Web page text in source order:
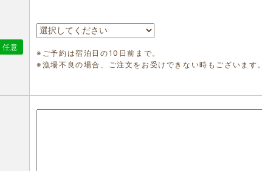
任意
※ご予約は宿泊日の10日前まで。
※漁場不良の場合、ご注文をお受けできない時もございます。